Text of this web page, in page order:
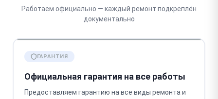
Работаем официально — каждый ремонт подкреплён
документально
ГАРАНТИЯ
Официальная гарантия на все работы
Предоставляем гарантию на все виды ремонта и